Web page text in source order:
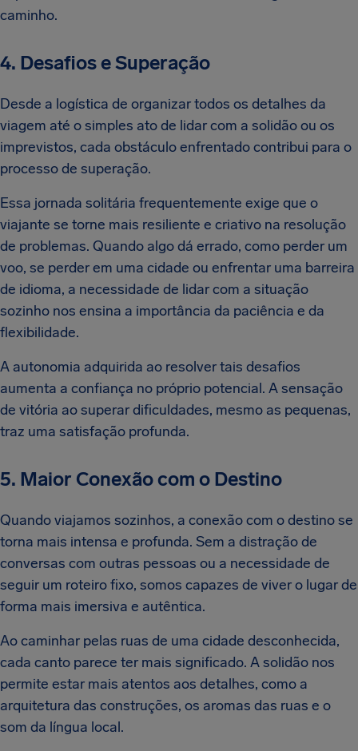
caminho.
4. Desafios e Superação
Desde a logística de organizar todos os detalhes da
viagem até o simples ato de lidar com a solidão ou os
imprevistos, cada obstáculo enfrentado contribui para o
processo de superação.
Essa jornada solitária frequentemente exige que o
viajante se torne mais resiliente e criativo na resolução
de problemas. Quando algo dá errado, como perder um
voo, se perder em uma cidade ou enfrentar uma barreira
de idioma, a necessidade de lidar com a situação
sozinho nos ensina a importância da paciência e da
flexibilidade.
A autonomia adquirida ao resolver tais desafios
aumenta a confiança no próprio potencial. A sensação
de vitória ao superar dificuldades, mesmo as pequenas,
traz uma satisfação profunda.
5. Maior Conexão com o Destino
Quando viajamos sozinhos, a conexão com o destino se
torna mais intensa e profunda. Sem a distração de
conversas com outras pessoas ou a necessidade de
seguir um roteiro fixo, somos capazes de viver o lugar de
forma mais imersiva e autêntica.
Ao caminhar pelas ruas de uma cidade desconhecida,
cada canto parece ter mais significado. A solidão nos
permite estar mais atentos aos detalhes, como a
arquitetura das construções, os aromas das ruas e o
som da língua local.